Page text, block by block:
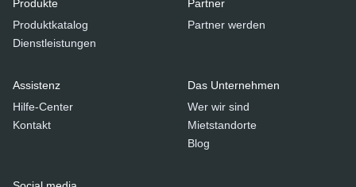
Produkte
Produktkatalog
Dienstleistungen
Partner
Partner werden
Assistenz
Hilfe-Center
Kontakt
Das Unternehmen
Wer wir sind
Mietstandorte
Blog